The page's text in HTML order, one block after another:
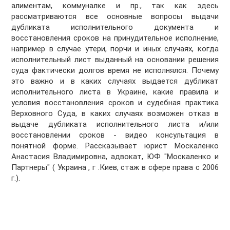
алиментам, коммуналке и пр., так как здесь
рассматриваются все основные вопросы выдачи
дубликата исполнительного документа и
восстановления сроков на принудительное исполнение,
например в случае утери, порчи и иных случаях, когда
исполнительный лист выданный на основании решения
суда фактически долгов время не исполнялся. Почему
это важно и в каких случаях выдается дубликат
исполнительного листа в Украине, какие правила и
условия восстановления сроков и судебная практика
Верховного Суда, в каких случаях возможен отказ в
выдаче дубликата исполнительного листа и/или
восстановлении сроков - видео консультация в
понятной форме. Рассказывает юрист Москаленко
Анастасия Владимировна, адвокат, ЮФ "Москаленко и
Партнеры" ( Украина , г .Киев, стаж в сфере права с 2006
г.).